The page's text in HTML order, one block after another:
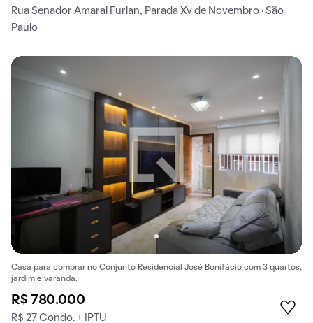
Rua Senador Amaral Furlan, Parada Xv de Novembro · São
Paulo
Casa para comprar no Conjunto Residencial José Bonifácio com 3 quartos,
jardim e varanda.
R$ 780.000
R$ 27 Condo. + IPTU